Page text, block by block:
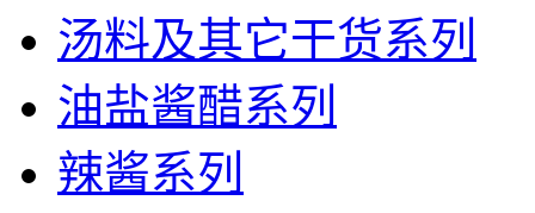
汤料及其它干货系列
油盐酱醋系列
辣酱系列